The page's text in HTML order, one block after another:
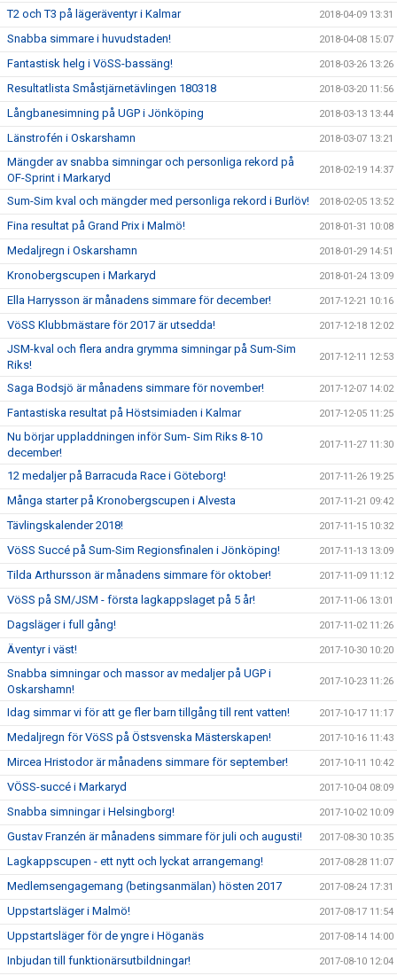
T2 och T3 på lägeräventyr i Kalmar 2018-04-09 13:31
Snabba simmare i huvudstaden! 2018-04-08 15:07
Fantastisk helg i VöSS-bassäng! 2018-03-26 13:26
Resultatlista Småstjärnetävlingen 180318 2018-03-20 11:56
Långbanesimning på UGP i Jönköping 2018-03-13 13:44
Länstrofén i Oskarshamn 2018-03-07 13:21
Mängder av snabba simningar och personliga rekord på
OF-Sprint i Markaryd
2018-02-19 14:37
Sum-Sim kval och mängder med personliga rekord i Burlöv! 2018-02-05 13:52
Fina resultat på Grand Prix i Malmö! 2018-01-31 10:08
Medaljregn i Oskarshamn 2018-01-29 14:51
Kronobergscupen i Markaryd 2018-01-24 13:09
Ella Harrysson är månadens simmare för december! 2017-12-21 10:16
VöSS Klubbmästare för 2017 är utsedda! 2017-12-18 12:02
JSM-kval och flera andra grymma simningar på Sum-Sim
Riks!
2017-12-11 12:53
Saga Bodsjö är månadens simmare för november! 2017-12-07 14:02
Fantastiska resultat på Höstsimiaden i Kalmar 2017-12-05 11:25
Nu börjar uppladdningen inför Sum- Sim Riks 8-10
december!
2017-11-27 11:30
12 medaljer på Barracuda Race i Göteborg! 2017-11-26 19:25
Många starter på Kronobergscupen i Alvesta 2017-11-21 09:42
Tävlingskalender 2018! 2017-11-15 10:32
VöSS Succé på Sum-Sim Regionsfinalen i Jönköping! 2017-11-13 13:09
Tilda Arthursson är månadens simmare för oktober! 2017-11-09 11:12
VöSS på SM/JSM - första lagkappslaget på 5 år! 2017-11-06 13:01
Dagsläger i full gång! 2017-11-02 11:26
Äventyr i väst! 2017-10-30 10:20
Snabba simningar och massor av medaljer på UGP i
Oskarshamn!
2017-10-23 11:26
Idag simmar vi för att ge fler barn tillgång till rent vatten! 2017-10-17 11:17
Medaljregn för VöSS på Östsvenska Mästerskapen! 2017-10-16 11:43
Mircea Hristodor är månadens simmare för september! 2017-10-11 10:42
VÖSS-succé i Markaryd 2017-10-04 08:09
Snabba simningar i Helsingborg! 2017-10-02 10:09
Gustav Franzén är månadens simmare för juli och augusti! 2017-08-30 10:35
Lagkappscupen - ett nytt och lyckat arrangemang! 2017-08-28 11:07
Medlemsengagemang (betingsanmälan) hösten 2017 2017-08-24 17:31
Uppstartsläger i Malmö! 2017-08-17 11:54
Uppstartsläger för de yngre i Höganäs 2017-08-14 14:00
Inbjudan till funktionärsutbildningar! 2017-08-10 12:04